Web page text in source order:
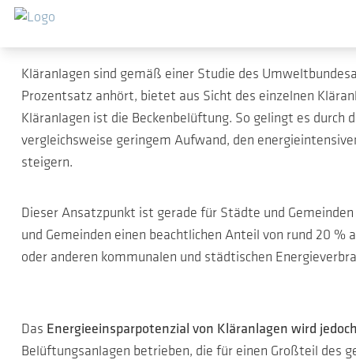
Zum Hauptinhalt springen
Kostengünstiger Betrieb von
Kläranlagen sind gemäß einer Studie des
Prozentsatz anhört, bietet aus Sicht des einzelnen
Kläranlagen ist die Beckenbelüftung. So gelingt es
vergleichsweise geringem Aufwand, den
steigern.
Dieser Ansatzpunkt ist gerade für Städte und
und Gemeinden einen beachtlichen Anteil von rund 20
oder anderen kommunalen und städtischen
Das Energieeinsparpotenzial von Kläranlagen wird
Belüftungsanlagen betrieben, die für einen Großteil des